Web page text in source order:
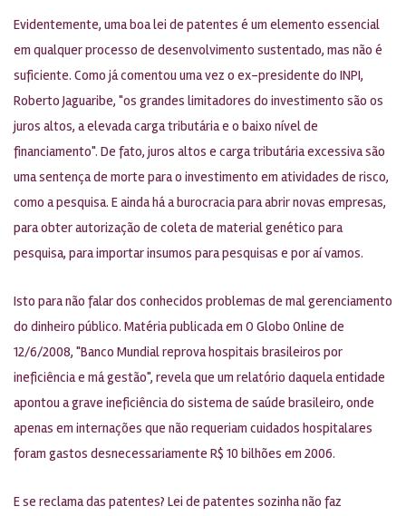
Evidentemente, uma boa lei de patentes é um elemento essencial
em qualquer processo de desenvolvimento sustentado, mas não é
suficiente. Como já comentou uma vez o ex-presidente do INPI,
Roberto Jaguaribe, "os grandes limitadores do investimento são os
juros altos, a elevada carga tributária e o baixo nível de
financiamento". De fato, juros altos e carga tributária excessiva são
uma sentença de morte para o investimento em atividades de risco,
como a pesquisa. E ainda há a burocracia para abrir novas empresas,
para obter autorização de coleta de material genético para
pesquisa, para importar insumos para pesquisas e por aí vamos.
Isto para não falar dos conhecidos problemas de mal gerenciamento
do dinheiro público. Matéria publicada em O Globo Online de
12/6/2008, "Banco Mundial reprova hospitais brasileiros por
ineficiência e má gestão", revela que um relatório daquela entidade
apontou a grave ineficiência do sistema de saúde brasileiro, onde
apenas em internações que não requeriam cuidados hospitalares
foram gastos desnecessariamente R$ 10 bilhões em 2006.
E se reclama das patentes? Lei de patentes sozinha não faz